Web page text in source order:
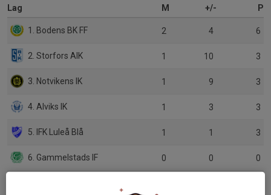
Lag M +/- P
1. Bodens BK FF 2 4 6
2. Storfors AIK 1 10 3
3. Notvikens IK 1 9 3
4. Alviks IK 1 3 3
5. IFK Luleå Blå 1 1 3
6. Gammelstads IF 0 0 0